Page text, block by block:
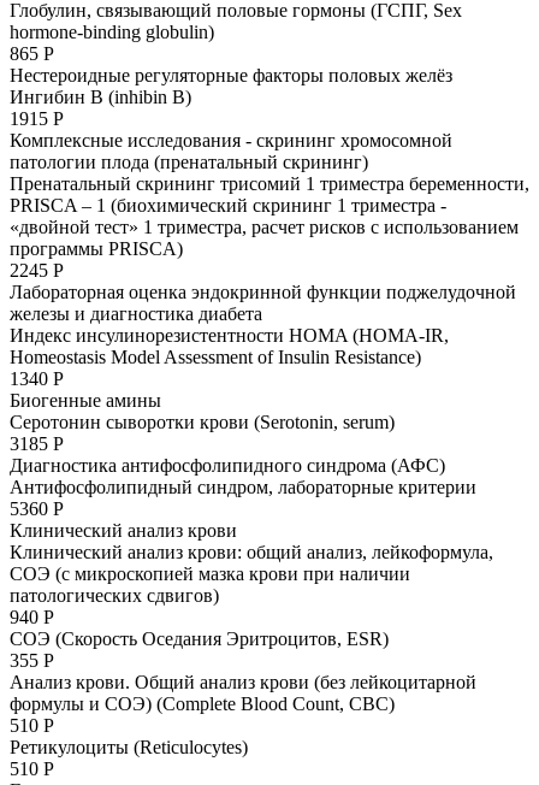
Глобулин, связывающий половые гормоны (ГСПГ, Sex
hormone-binding globulin)
865 Р
Нестероидные регуляторные факторы половых желёз
Ингибин В (inhibin B)
1915 Р
Комплексные исследования - скрининг хромосомной
патологии плода (пренатальный скрининг)
Пренатальный скрининг трисомий 1 триместра беременности,
PRISCA – 1 (биохимический скрининг 1 триместра -
«двойной тест» 1 триместра, расчет рисков с использованием
программы PRISCA)
2245 Р
Лабораторная оценка эндокринной функции поджелудочной
железы и диагностика диабета
Индекс инсулинорезистентности HOMA (HOMA-IR,
Homeostasis Model Assessment of Insulin Resistance)
1340 Р
Биогенные амины
Серотонин сыворотки крови (Serotonin, serum)
3185 Р
Диагностика антифосфолипидного синдрома (АФС)
Антифосфолипидный синдром, лабораторные критерии
5360 Р
Клинический анализ крови
Клинический анализ крови: общий анализ, лейкоформула,
СОЭ (с микроскопией мазка крови при наличии
патологических сдвигов)
940 Р
СОЭ (Cкорость Оседания Эритроцитов, ESR)
355 Р
Анализ крови. Общий анализ крови (без лейкоцитарной
формулы и СОЭ) (Complete Blood Count, CBC)
510 Р
Ретикулоциты (Reticulocytes)
510 Р